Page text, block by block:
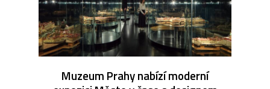
Muzeum Prahy nabízí moderní